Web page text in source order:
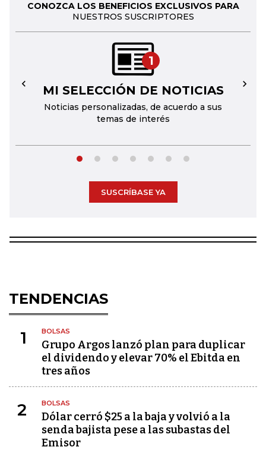
CONOZCA LOS BENEFICIOS EXCLUSIVOS PARA
NUESTROS SUSCRIPTORES
1
MI SELECCIÓN DE NOTICIAS
Noticias personalizadas, de acuerdo a sus
temas de interés
← →
SUSCRÍBASE YA
TENDENCIAS
1 BOLSAS
Grupo Argos lanzó plan para duplicar
el dividendo y elevar 70% el Ebitda en
tres años
2 BOLSAS
Dólar cerró $25 a la baja y volvió a la
senda bajista pese a las subastas del
Emisor